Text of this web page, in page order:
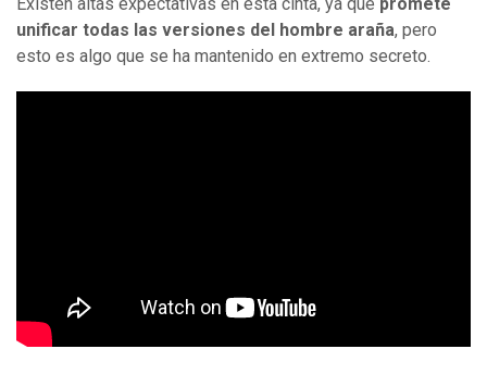
Existen altas expectativas en esta cinta, ya que promete
unificar todas las versiones del hombre araña, pero
esto es algo que se ha mantenido en extremo secreto.